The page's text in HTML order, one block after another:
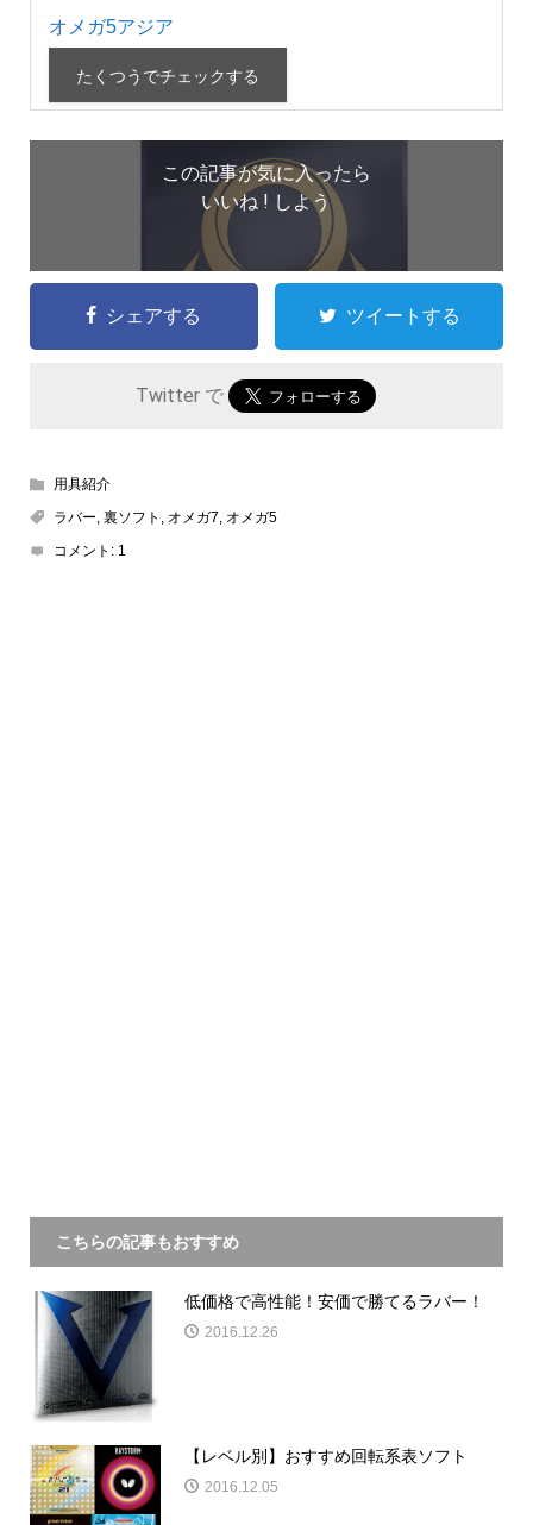
オメガ5アジア
たくつうでチェックする
この記事が気に入ったら
いいね ! しよう
シェアする ツイートする
Twitter で
用具紹介
ラバー 裏ソフト オメガ7 オメガ5
コメント: 1
こちらの記事もおすすめ
低価格で高性能！安価で勝てるラバー！
2016.12.26
【レベル別】おすすめ回転系表ソフト
2016.12.05